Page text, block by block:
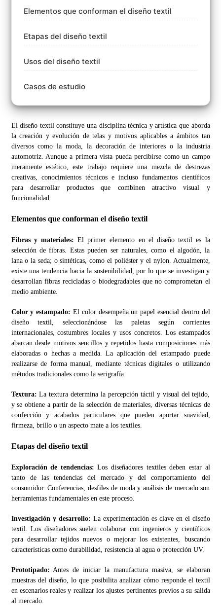
Elementos que conforman el diseño textil
Etapas del diseño textil
Usos del diseño textil
Casos de estudio
El diseño textil constituye una disciplina técnica y artística que aborda
la creación y evolución de telas y motivos aplicables a ámbitos tan
diversos como la moda, la decoración de interiores o la industria
automotriz. Aunque a primera vista pueda percibirse como un campo
meramente estético, este trabajo requiere una mezcla de destrezas
creativas, conocimientos técnicos e incluso fundamentos científicos
para desarrollar productos que combinen atractivo visual y
funcionalidad.
Elementos que conforman el diseño textil
Fibras y materiales: El primer elemento en el diseño textil es la
selección de fibras. Estas pueden ser naturales, como el algodón, la
lana o la seda; o sintéticas, como el poliéster y el nylon. Actualmente,
existe una tendencia hacia la sostenibilidad, por lo que se investigan y
desarrollan fibras recicladas o biodegradables que no comprometan el
medio ambiente.
Color y estampado: El color desempeña un papel esencial dentro del
diseño textil, seleccionándose las paletas según corrientes
internacionales, costumbres locales y usos concretos. Los estampados
abarcan desde motivos sencillos y repetidos hasta composiciones más
elaboradas o hechas a medida. La aplicación del estampado puede
realizarse de forma manual, mediante técnicas digitales o utilizando
métodos tradicionales como la serigrafía.
Textura: La textura determina la percepción táctil y visual del tejido,
y se obtiene a partir de la selección de materiales, diversas técnicas de
confección y acabados particulares que pueden aportar suavidad,
firmeza, brillo o un aspecto mate a los textiles.
Etapas del diseño textil
Exploración de tendencias: Los diseñadores textiles deben estar al
tanto de las tendencias del mercado y del comportamiento del
consumidor. Conferencias, desfiles de moda y análisis de mercado son
herramientas fundamentales en este proceso.
Investigación y desarrollo: La experimentación es clave en el diseño
textil. Los diseñadores suelen colaborar con ingenieros y científicos
para desarrollar tejidos nuevos o mejorar los existentes, buscando
características como durabilidad, resistencia al agua o protección UV.
Prototipado: Antes de iniciar la manufactura masiva, se elaboran
muestras del diseño, lo que posibilita analizar cómo responde el textil
en escenarios reales y realizar los ajustes pertinentes previos a su salida
al mercado.